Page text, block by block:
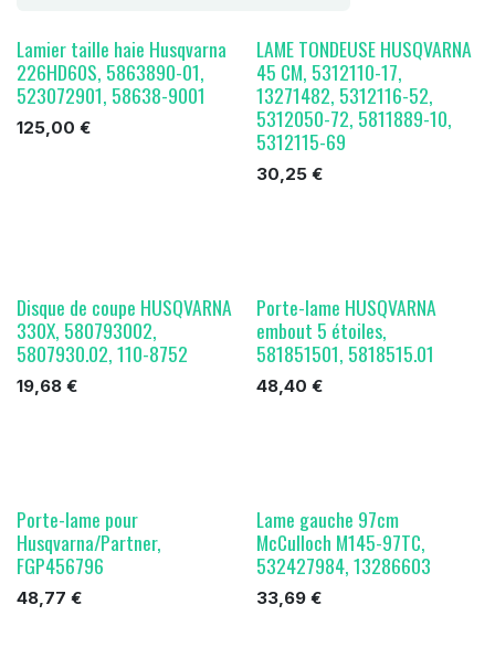
Lamier taille haie Husqvarna
226HD60S, 5863890-01,
523072901, 58638-9001
125,00 €
LAME TONDEUSE HUSQVARNA
45 CM, 5312110-17,
13271482, 5312116-52,
5312050-72, 5811889-10,
5312115-69
30,25€
Disque de coupe HUSQVARNA
330X, 580793002,
5807930.02, 110-8752
19,68 €
Porte-lame HUSQVARNA
embout 5 étoiles,
581851501, 5818515.01
48,40 €
Porte-lame pour
Husqvarna/Partner,
FGP456796
48,77 €
Lame gauche 97cm
McCulloch M145-97TC,
532427984, 13286603
33,69€